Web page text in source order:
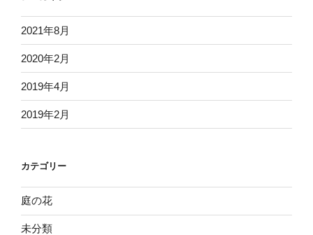
2021年8月
2020年2月
2019年4月
2019年2月
カテゴリー
庭の花
未分類